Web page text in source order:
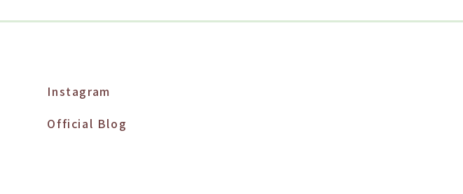
Instagram
Official Blog